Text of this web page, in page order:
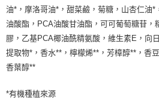
油*，摩洛哥油*，甜菜鹼，菊糖，山杏仁油
油酸酯，PCA油酸甘油酯，可可葡萄糖苷，
膠，乙基PCA椰油酰精氨酸，維生素E，向
提取物*，香水**，檸檬烯**，芳樟醇**，香
香葉醇**
*有機種植來源